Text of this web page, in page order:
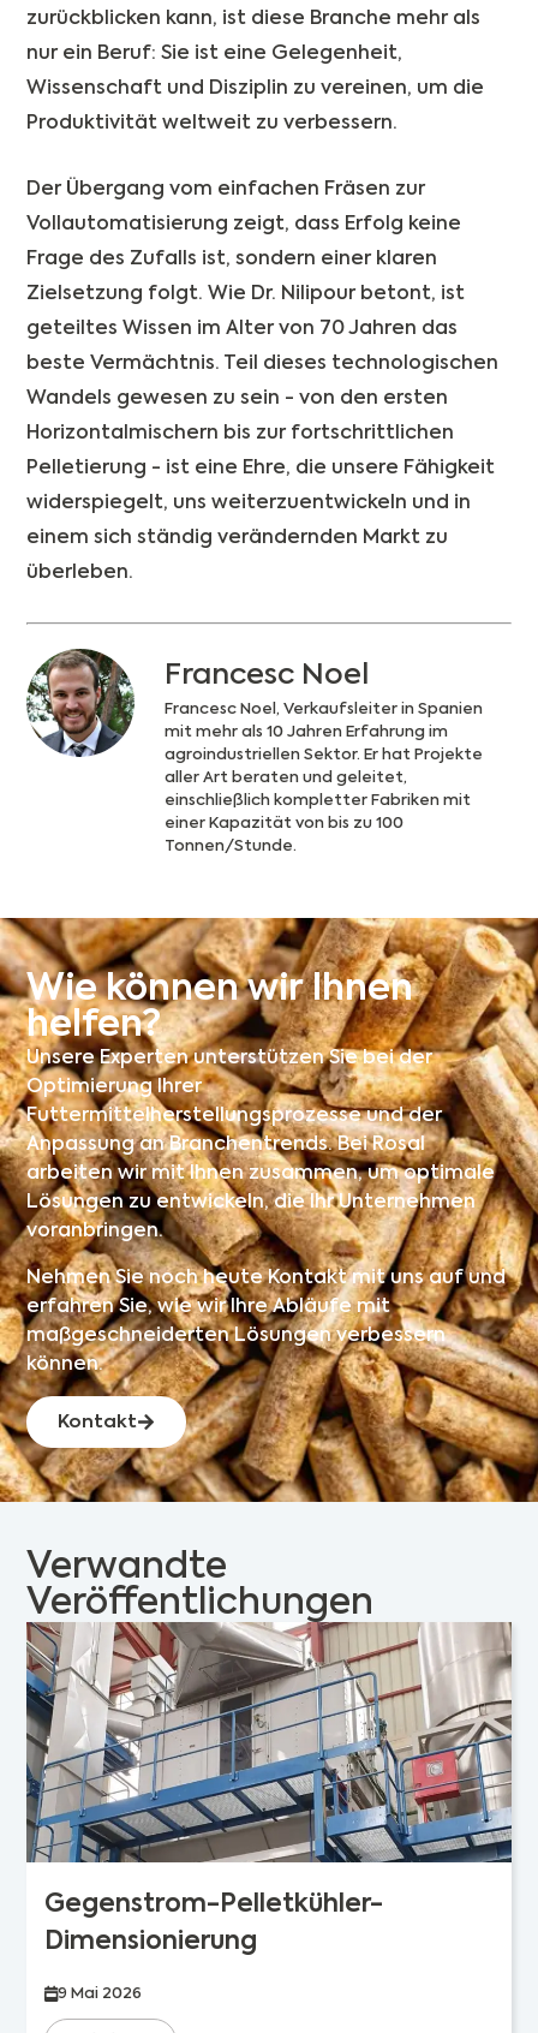
zurückblicken kann, ist diese Branche mehr als
nur ein Beruf: Sie ist eine Gelegenheit,
Wissenschaft und Disziplin zu vereinen, um die
Produktivität weltweit zu verbessern.
Der Übergang vom einfachen Fräsen zur
Vollautomatisierung zeigt, dass Erfolg keine
Frage des Zufalls ist, sondern einer klaren
Zielsetzung folgt. Wie Dr. Nilipour betont, ist
geteiltes Wissen im Alter von 70 Jahren das
beste Vermächtnis. Teil dieses technologischen
Wandels gewesen zu sein - von den ersten
Horizontalmischern bis zur fortschrittlichen
Pelletierung - ist eine Ehre, die unsere Fähigkeit
widerspiegelt, uns weiterzuentwickeln und in
einem sich ständig verändernden Markt zu
überleben.
Francesc Noel
Francesc Noel, Verkaufsleiter in Spanien
mit mehr als 10 Jahren Erfahrung im
agroindustriellen Sektor. Er hat Projekte
aller Art beraten und geleitet,
einschließlich kompletter Fabriken mit
einer Kapazität von bis zu 100
Tonnen/Stunde.
Wie können wir Ihnen
helfen?
Unsere Experten unterstützen Sie bei der
Optimierung Ihrer
Futtermittelherstellungsprozesse und der
Anpassung an Branchentrends. Bei Rosal
arbeiten wir mit Ihnen zusammen, um optimale
Lösungen zu entwickeln, die Ihr Unternehmen
voranbringen.
Nehmen Sie noch heute Kontakt mit uns auf und
erfahren Sie, wie wir Ihre Abläufe mit
maßgeschneiderten Lösungen verbessern
können.
Kontakt
Verwandte
Veröffentlichungen
Gegenstrom-Pelletkühler-
Dimensionierung
9 Mai 2026